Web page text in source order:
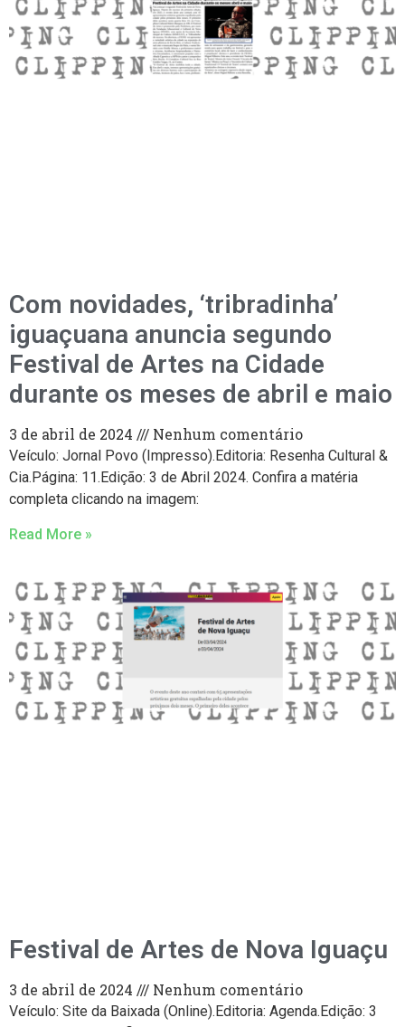
Com novidades, ‘tribradinha’
iguaçuana anuncia segundo
Festival de Artes na Cidade
durante os meses de abril e maio
3 de abril de 2024 Nenhum comentário
Veículo: Jornal Povo (Impresso).Editoria: Resenha Cultural &
Cia.Página: 11.Edição: 3 de Abril 2024. Confira a matéria
completa clicando na imagem:
Read More »
Festival de Artes de Nova Iguaçu
3 de abril de 2024 Nenhum comentário
Veículo: Site da Baixada (Online).Editoria: Agenda.Edição: 3